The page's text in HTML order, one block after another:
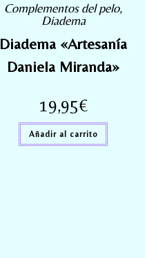
Complementos del pelo,
Diadema
Diadema «Artesanía
Daniela Miranda»
19,95€
Añadir al carrito